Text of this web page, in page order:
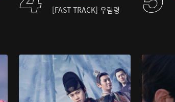
[FAST TRACK] 우림령